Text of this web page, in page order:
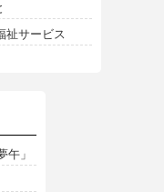
祉サービス
」